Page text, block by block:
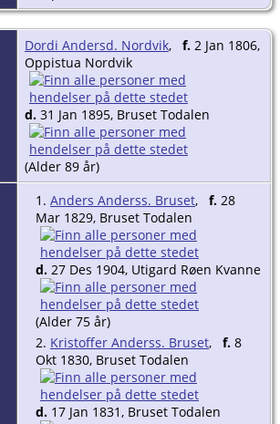
Dordi Andersd. Nordvik, f. 2 Jan 1806,
Oppistua Nordvik
d. 31 Jan 1895, Bruset Todalen
(Alder 89 år)
1. Anders Anderss. Bruset, f. 28
Mar 1829, Bruset Todalen
d. 27 Des 1904, Utigard Røen Kvanne
(Alder 75 år)
2. Kristoffer Anderss. Bruset, f. 8
Okt 1830, Bruset Todalen
d. 17 Jan 1831, Bruset Todalen